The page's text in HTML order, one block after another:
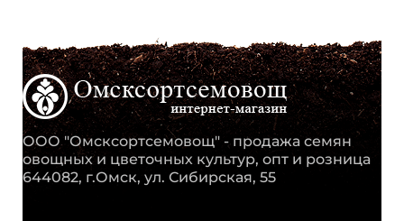
ООО "Омсксортсемовощ" - продажа семян
овощных и цветочных культур, опт и розница
644082, г.Омск, ул. Сибирская, 55